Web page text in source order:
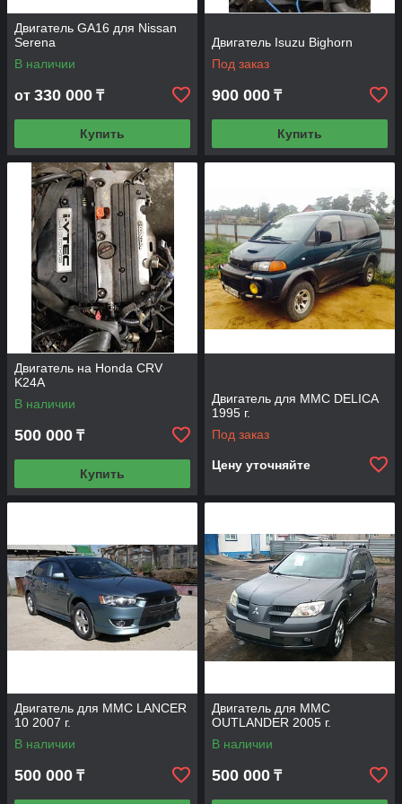
а
а
ж
е
о
л
у
и
м
и
л
ь
т
р
о
Двигатель GA16 для Nissan
Serena
В наличии
от 330 000 ₸
Купить
Двигатель Isuzu Bighorn
Под заказ
900 000 ₸
Купить
Двигатель на Honda CRV
K24A
В наличии
500 000 ₸
Купить
Двигатель для MMC DELICA
1995 г.
Под заказ
Цену уточняйте
Двигатель для MMC LANCER
10 2007 г.
В наличии
500 000 ₸
Двигатель для MMC
OUTLANDER 2005 г.
В наличии
500 000 ₸